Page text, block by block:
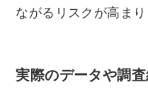
ながるリスクが高まり
実際のデータや調